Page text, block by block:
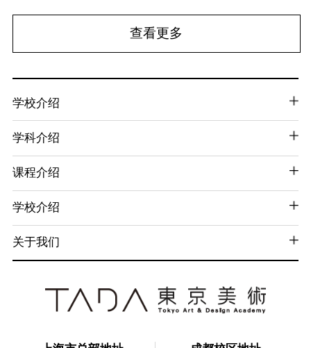
查看更多
学校介绍
学科介绍
课程介绍
学校介绍
关于我们